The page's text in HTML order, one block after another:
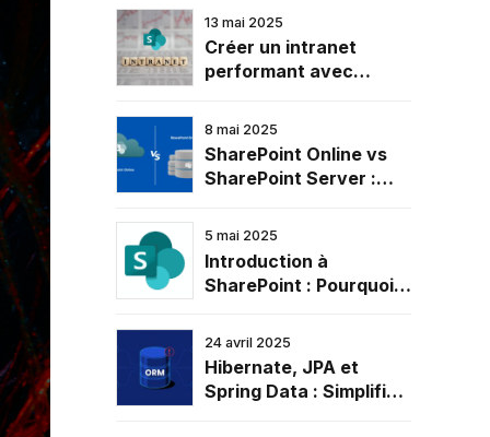
Power Automate
13 mai 2025
Créer un intranet
performant avec
conseils
8 mai 2025
SharePoint Online vs
SharePoint Server :
5 mai 2025
Introduction à
SharePoint : Pourquoi
entreprise
24 avril 2025
Hibernate, JPA et
Spring Data : Simplifier